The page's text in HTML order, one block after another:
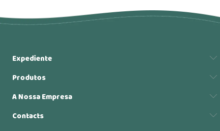
Expediente
Produtos
A Nossa Empresa
Contacts